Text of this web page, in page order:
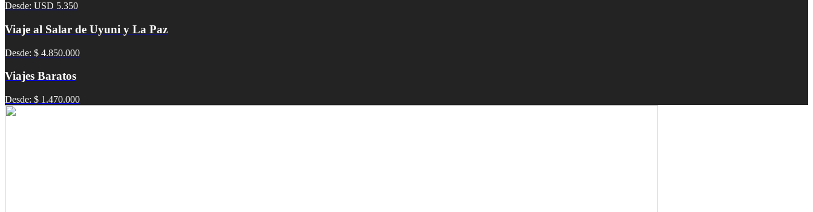
Desde: USD 5.350
Viaje al Salar de Uyuni y La Paz
Desde: $ 4.850.000
Viajes Baratos
Desde: $ 1.470.000